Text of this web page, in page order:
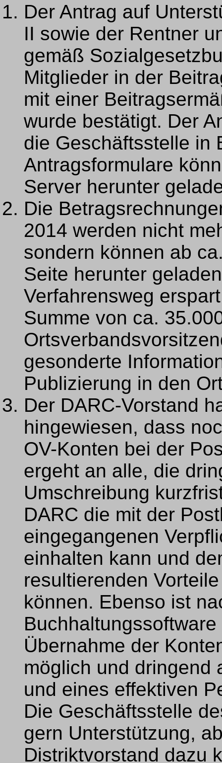
Der Antrag auf
II sowie der Rentner
gemäß
Mitglieder in der
mit einer
wurde bestätigt. Der
die Geschäftsstelle in
Antragsformulare
Server herunter
Die
2014 werden nicht
sondern können ab
Seite herunter
Verfahrensweg
Summe von ca.
gesonderte
Publizierung in den
Der DARC-Vorstand
hingewiesen, dass
OV-Konten bei der
ergeht an alle, die
Umschreibung
DARC die mit der
eingegangenen
einhalten kann und
resultierenden
können. Ebenso ist
Übernahme der
möglich und dringend
und eines effektiven
Die Geschäftsstelle
gern Unterstützung,
Distriktvorstand dazu